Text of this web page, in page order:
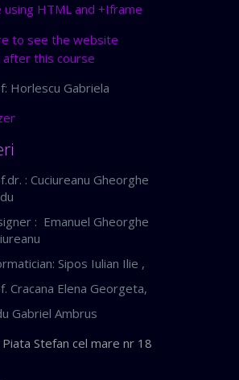
HTML and +Iframe
to see the website
this course
Horlescu Gabriela
: Cuciureanu Gheorghe
: Emanuel Gheorghe
Sipos Iulian Ilie ,
Cracana Elena Georgeta,
Gabriel Ambrus
Stefan cel mare nr 18